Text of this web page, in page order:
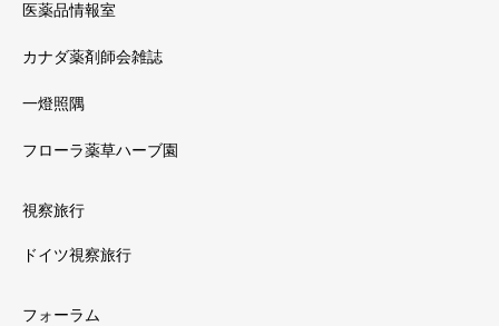
医薬品情報室
カナダ薬剤師会雑誌
一燈照隅
フローラ薬草ハーブ園
視察旅行
ドイツ視察旅行
フォーラム